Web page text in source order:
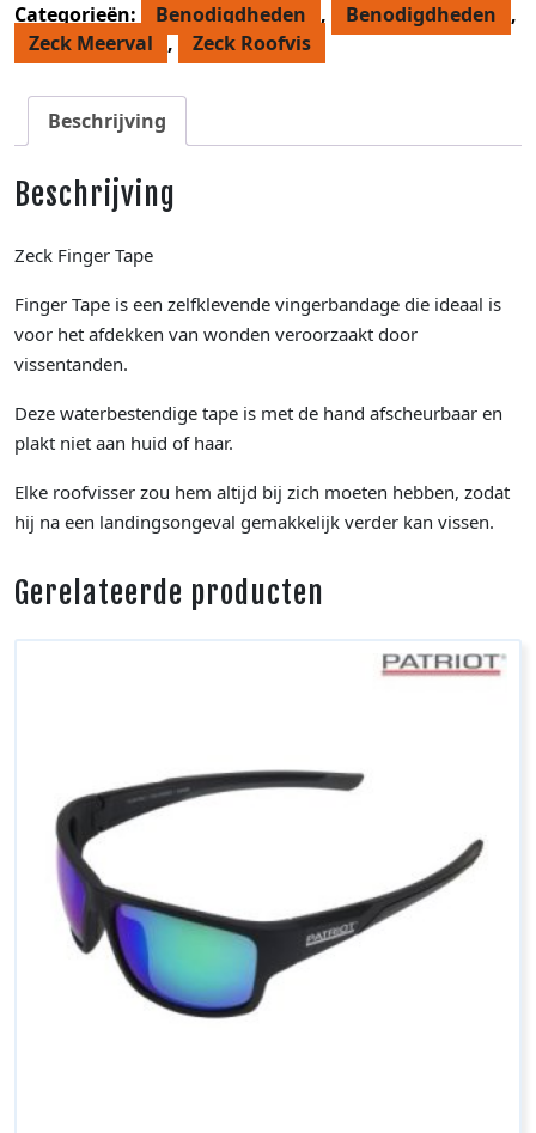
Categorieën:
Benodigdheden , Benodigdheden
,
Zeck Meerval , Zeck Roofvis
Beschrijving
Beschrijving
Zeck Finger Tape
Finger Tape is een zelfklevende vingerbandage die ideaal is
voor het afdekken van wonden veroorzaakt door
vissentanden.
Deze waterbestendige tape is met de hand afscheurbaar en
plakt niet aan huid of haar.
Elke roofvisser zou hem altijd bij zich moeten hebben, zodat
hij na een landingsongeval gemakkelijk verder kan vissen.
Gerelateerde producten